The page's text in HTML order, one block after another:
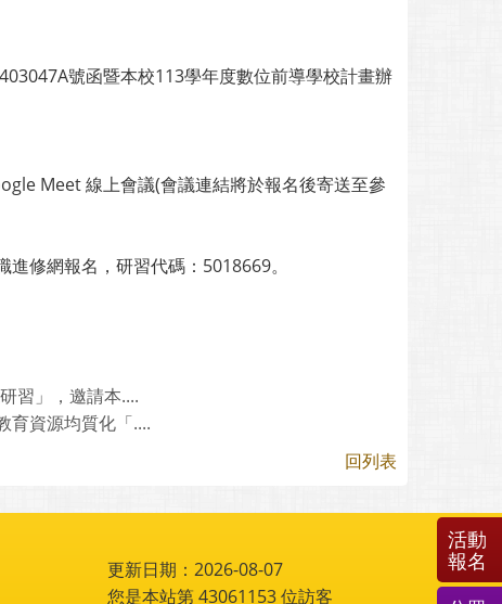
號函暨本校113學年度數位前導學校計畫辦
Meet 線上會議(會議連結將於報名後寄送至參
修網報名，研習代碼：5018669。
習」，邀請本....
育資源均質化「....
回列表
更新日期：2026-08-07
您是本站第43061153位訪客
活動
報名